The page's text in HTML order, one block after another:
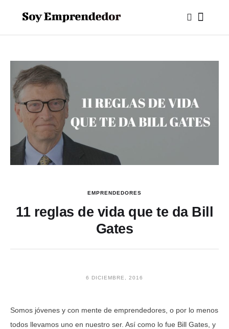
EMPRENDEDORES
11 reglas de vida que te da Bill
Gates
6 DICIEMBRE, 2016
Somos jóvenes y con mente de emprendedores, o por lo menos
todos llevamos uno en nuestro ser. Así como lo fue Bill Gates, y